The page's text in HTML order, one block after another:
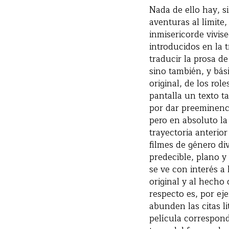
Nada de ello hay,
aventuras al
inmisericorde
introducidos en la
traducir la prosa
sino también, y
original, de los
pantalla un texto
por dar
pero en absoluto
trayectoria
filmes de género
predecible, plano
se ve con interés
original y al hecho
respecto es, por
abunden las citas
película